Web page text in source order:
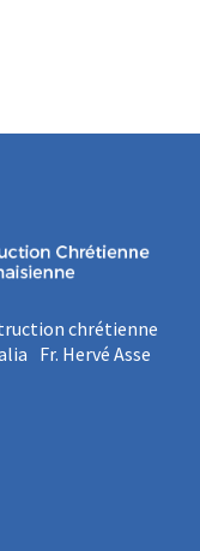
chrétienne
Fr. Hervé Asse